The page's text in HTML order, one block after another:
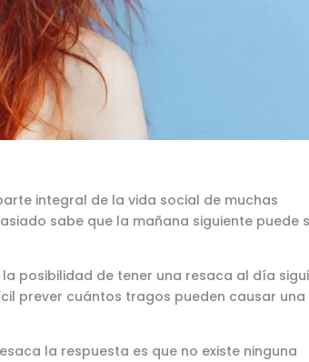
integral de la vida social de muchas
sabe que la mañana siguiente puede
posibilidad de tener una resaca al día
prever cuántos tragos pueden causar una
la respuesta es que no existe ninguna